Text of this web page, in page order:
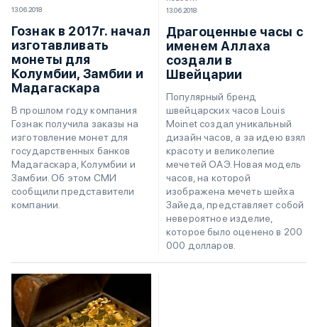
13.06.2018
Гознак в 2017г. начал
изготавливать
монеты для
Колумбии, Замбии и
Мадагаскара
В прошлом году компания
Гознак получила заказы на
изготовление монет для
государственных банков
Мадагаскара, Колумбии и
Замбии. Об этом СМИ
сообщили представители
компании.
13.06.2018
Драгоценные часы с
именем Аллаха
создали в
Швейцарии
Популярный бренд
швейцарских часов Louis
Moinet создал уникальный
дизайн часов, а за идею взял
красоту и великолепие
мечетей ОАЭ. Новая модель
часов, на которой
изображена мечеть шейха
Зайеда, представляет собой
невероятное изделие,
которое было оценено в 200
000 долларов.